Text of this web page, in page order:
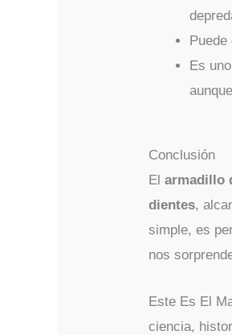
Puede
Es
Conclusión
Elarmadillo
dientes,
simple, es
nos
Este Es El
ciencia,